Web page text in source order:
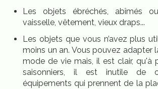
Les objets ébréchés, abîmés
vaisselle, vêtement, vieux draps...
Les objets que vous n’avez plus
moins un an. Vous pouvez adapter
mode de vie mais, il est clair, qu'à
saisonniers, il est inutile de
équipements qui prennent de la